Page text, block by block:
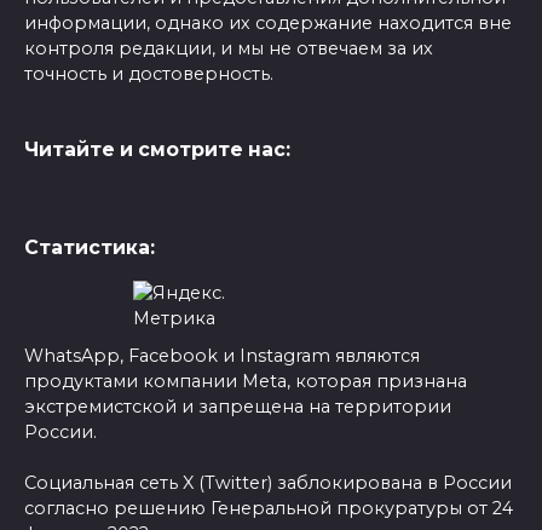
информации, однако их содержание находится вне
контроля редакции, и мы не отвечаем за их
точность и достоверность.
Читайте и смотрите нас:
Статистика:
WhatsApp, Facebook и Instagram являются
продуктами компании Meta, которая признана
экстремистской и запрещена на территории
России.
Социальная сеть X (Twitter) заблокирована в России
согласно решению Генеральной прокуратуры от 24